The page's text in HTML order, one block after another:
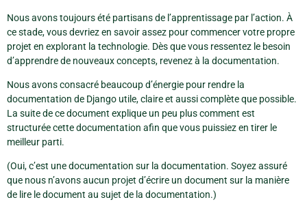
Nous avons toujours été partisans de l’apprentissage par l’action. À
ce stade, vous devriez en savoir assez pour commencer votre propre
projet en explorant la technologie. Dès que vous ressentez le besoin
d’apprendre de nouveaux concepts, revenez à la documentation.
Nous avons consacré beaucoup d’énergie pour rendre la
documentation de Django utile, claire et aussi complète que possible.
La suite de ce document explique un peu plus comment est
structurée cette documentation afin que vous puissiez en tirer le
meilleur parti.
(Oui, c’est une documentation sur la documentation. Soyez assuré
que nous n’avons aucun projet d’écrire un document sur la manière
de lire le document au sujet de la documentation.)